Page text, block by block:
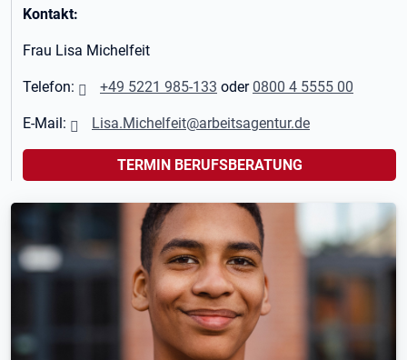
Kontakt:
Frau Lisa Michelfeit
Telefon: +49 5221 985-133 oder 0800 4 5555 00
E-Mail: Lisa.Michelfeit@arbeitsagentur.de
TERMIN BERUFSBERATUNG